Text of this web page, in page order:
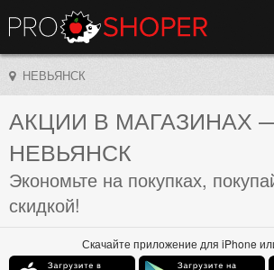
НЕВЬЯНСК
АКЦИИ В МАГАЗИНАХ
НЕВЬЯНСК
Экономьте на покупках,
скидкой!
Скачайте приложение для iPhone